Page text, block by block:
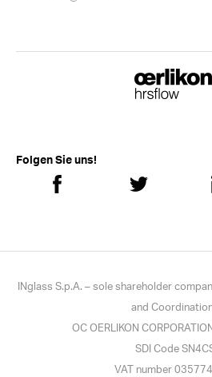
Folgen Sie uns!
INglass S.p.A. – sole shareholder
and
OC OERLIKON
SDI Code
VAT number